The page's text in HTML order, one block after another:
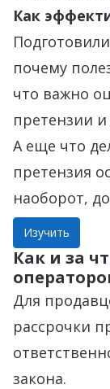
Как
почему
что важно
претензии и
А еще что
претензия
наоборот,
Изучить
Как и за
Для
рассрочки
закона.